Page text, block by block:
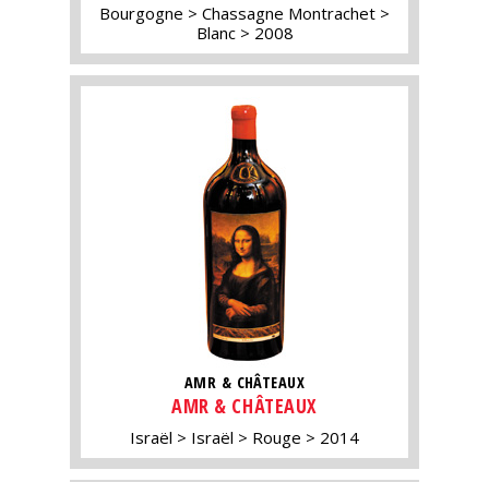
Bourgogne
Chassagne Montrachet
Blanc
2008
AMR & CHÂTEAUX
AMR & CHÂTEAUX
Israël Israël Rouge 2014